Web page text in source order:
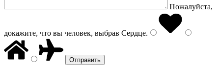
Пожалуйста,
докажите, что вы человек, выбрав Сердце.